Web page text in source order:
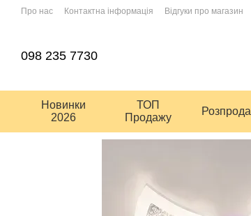
Перейти до основного контенту
Про нас Контактна інформація Відгуки про магазин
098 235 7730
Новинки
2026
ТОП
Продажу